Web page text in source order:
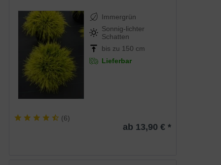
Immergrün
Sonnig-lichter
Schatten
bis zu 150 cm
Lieferbar
(6)
ab 13,90 € *